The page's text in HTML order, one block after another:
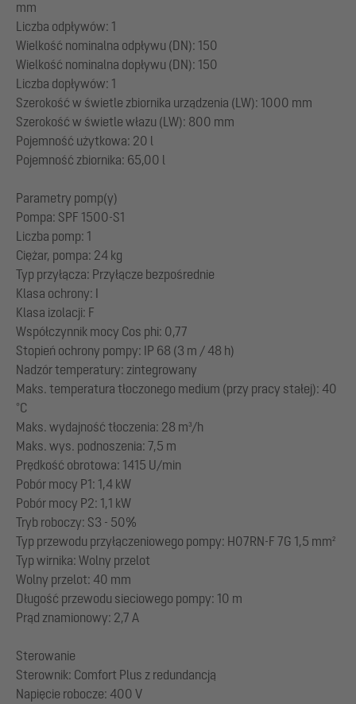
mm
Liczba odpływów: 1
Wielkość nominalna odpływu (DN): 150
Wielkość nominalna dopływu (DN): 150
Liczba dopływów: 1
Szerokość w świetle zbiornika urządzenia (LW): 1000 mm
Szerokość w świetle włazu (LW): 800 mm
Pojemność użytkowa: 20 l
Pojemność zbiornika: 65,00 l
Parametry pomp(y)
Pompa: SPF 1500-S1
Liczba pomp: 1
Ciężar, pompa: 24 kg
Typ przyłącza: Przyłącze bezpośrednie
Klasa ochrony: I
Klasa izolacji: F
Współczynnik mocy Cos phi: 0,77
Stopień ochrony pompy: IP 68 (3 m / 48 h)
Nadzór temperatury: zintegrowany
Maks. temperatura tłoczonego medium (przy pracy stałej): 40
°C
Maks. wydajność tłoczenia: 28 m³/h
Maks. wys. podnoszenia: 7,5 m
Prędkość obrotowa: 1415 U/min
Pobór mocy P1: 1,4 kW
Pobór mocy P2: 1,1 kW
Tryb roboczy: S3 - 50%
Typ przewodu przyłączeniowego pompy: H07RN-F 7G 1,5 mm²
Typ wirnika: Wolny przelot
Wolny przelot: 40 mm
Długość przewodu sieciowego pompy: 10 m
Prąd znamionowy: 2,7 A
Sterowanie
Sterownik: Comfort Plus z redundancją
Napięcie robocze: 400 V